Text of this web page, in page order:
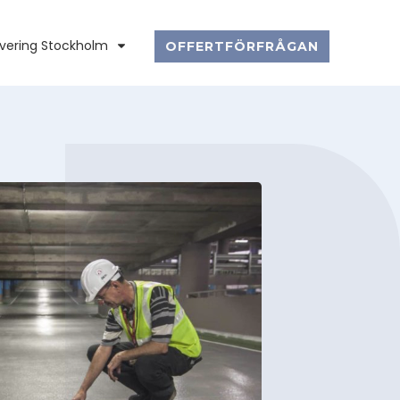
Stockholm OFFERTFÖRFRÅGAN